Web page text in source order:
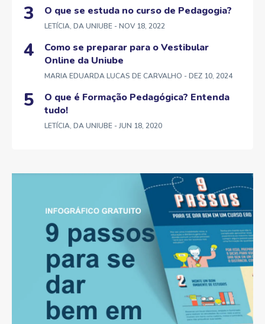
O que se estuda no curso de Pedagogia?
LETÍCIA, DA UNIUBE - NOV 18, 2022
Como se preparar para o Vestibular
Online da Uniube
MARIA EDUARDA LUCAS DE CARVALHO - DEZ 10, 2024
O que é Formação Pedagógica? Entenda
tudo!
LETÍCIA, DA UNIUBE - JUN 18, 2020